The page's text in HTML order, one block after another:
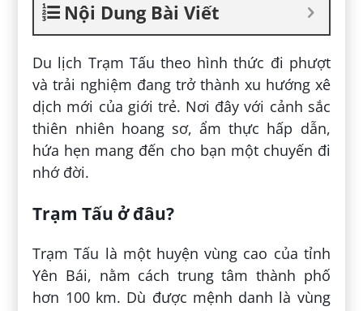
Nội Dung Bài Viết
Du lịch Trạm Tấu theo hình thức đi phượt
và trải nghiệm đang trở thành xu hướng xê
dịch mới của giới trẻ. Nơi đây với cảnh sắc
thiên nhiên hoang sơ, ẩm thực hấp dẫn,
hứa hẹn mang đến cho bạn một chuyến đi
nhớ đời.
Trạm Tấu ở đâu?
Trạm Tấu là một huyện vùng cao của tỉnh
Yên Bái, nằm cách trung tâm thành phố
hơn 100 km. Dù được mệnh danh là vùng